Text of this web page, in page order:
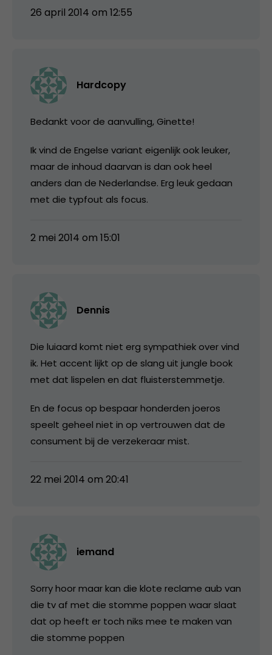
26 april 2014 om 12:55
Hardcopy
Bedankt voor de aanvulling, Ginette!
Ik vind de Engelse variant eigenlijk ook leuker,
maar de inhoud daarvan is dan ook heel
anders dan de Nederlandse. Erg leuk gedaan
met die typfout als focus.
2 mei 2014 om 15:01
Dennis
Die luiaard komt niet erg sympathiek over vind
ik. Het accent lijkt op de slang uit jungle book
met dat lispelen en dat fluisterstemmetje.
En de focus op bespaar honderden joeros
speelt geheel niet in op vertrouwen dat de
consument bij de verzekeraar mist.
22 mei 2014 om 20:41
iemand
Sorry hoor maar kan die klote reclame aub van
die tv af met die stomme poppen waar slaat
dat op heeft er toch niks mee te maken van
die stomme poppen